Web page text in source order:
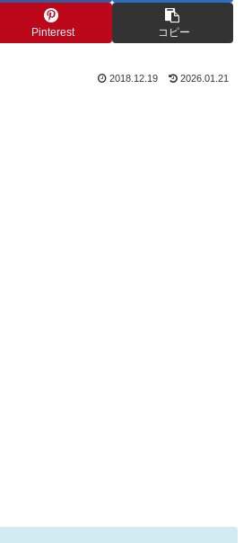
Pinterest コピー
2018.12.19 2026.01.21